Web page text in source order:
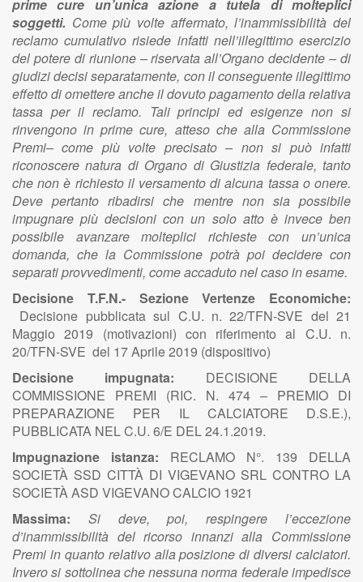
prime cure un’unica azione a tutela di molteplici
soggetti. Come più volte affermato, l’inammissibilità del
reclamo cumulativo risiede infatti nell’illegittimo esercizio
del potere di riunione – riservata all’Organo decidente – di
giudizi decisi separatamente, con il conseguente illegittimo
effetto di omettere anche il dovuto pagamento della relativa
tassa per il reclamo. Tali principi ed esigenze non si
rinvengono in prime cure, atteso che alla Commissione
Premi– come più volte precisato – non si può infatti
riconoscere natura di Organo di Giustizia federale, tanto
che non è richiesto il versamento di alcuna tassa o onere.
Deve pertanto ribadirsi che mentre non sia possibile
impugnare più decisioni con un solo atto è invece ben
possibile avanzare molteplici richieste con un’unica
domanda, che la Commissione potrà poi decidere con
separati provvedimenti, come accaduto nel caso in esame.
Decisione T.F.N.- Sezione Vertenze Economiche:
Decisione pubblicata sul C.U. n. 22/TFN-SVE del 21
Maggio 2019 (motivazioni) con riferimento al C.U. n.
20/TFN-SVE del 17 Aprile 2019 (dispositivo)
Decisione impugnata: DECISIONE DELLA
COMMISSIONE PREMI (RIC. N. 474 – PREMIO DI
PREPARAZIONE PER IL CALCIATORE D.S.E.),
PUBBLICATA NEL C.U. 6/E DEL 24.1.2019.
Impugnazione istanza: RECLAMO N°. 139 DELLA
SOCIETÀ SSD CITTÀ DI VIGEVANO SRL CONTRO LA
SOCIETÀ ASD VIGEVANO CALCIO 1921
Massima: Si deve, poi, respingere l’eccezione
d’inammissibilità del ricorso innanzi alla Commissione
Premi in quanto relativo alla posizione di diversi calciatori.
Invero si sottolinea che nessuna norma federale impedisce